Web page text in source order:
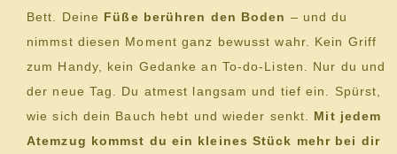
Bett. Deine Füße berühren den Boden – und du
nimmst diesen Moment ganz bewusst wahr. Kein Griff
zum Handy, kein Gedanke an To-do-Listen. Nur du und
der neue Tag. Du atmest langsam und tief ein. Spürst,
wie sich dein Bauch hebt und wieder senkt. Mit jedem
Atemzug kommst du ein kleines Stück mehr bei dir